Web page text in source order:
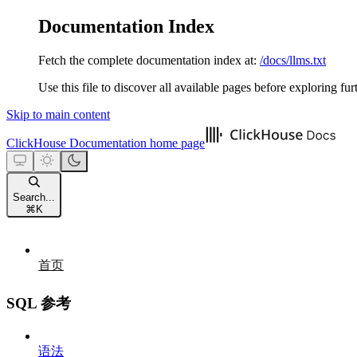
Documentation Index
Fetch the complete documentation index at: /docs/llms.txt
Use this file to discover all available pages before exploring
Skip to main content
ClickHouse Documentation home page
Search...
⌘ K
首页
SQL 参考
语法